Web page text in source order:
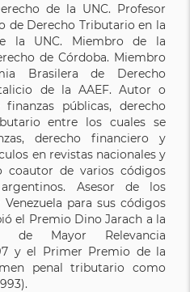
de la UNC. Profesor
de Derecho Tributario en la
la UNC. Miembro de la
de Córdoba. Miembro
Brasilera de Derecho
de la AAEF. Autor o
públicas, derecho
entre los cuales se
derecho financiero y
en revistas nacionales y
coautor de varios códigos
Asesor de los
para sus códigos
el Premio Dino Jarach a la
de Mayor Relevancia
y el Primer Premio de la
penal tributario como